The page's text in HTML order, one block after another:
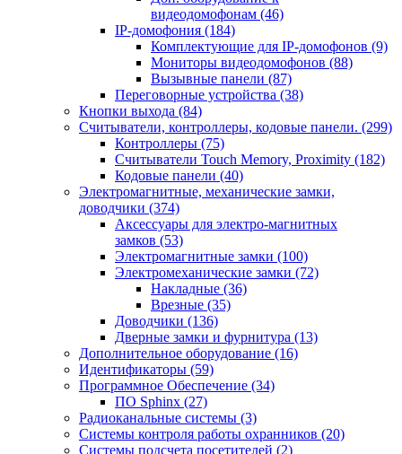
видеодомофонам (46)
IP-домофония (184)
Комплектующие для IP-домофонов (9)
Мониторы видеодомофонов (88)
Вызывные панели (87)
Переговорные устройства (38)
Кнопки выхода (84)
Считыватели, контроллеры, кодовые панели. (299)
Контроллеры (75)
Считыватели Touch Memory, Proximity (182)
Кодовые панели (40)
Электромагнитные, механические замки,
доводчики (374)
Аксессуары для электро-магнитных
замков (53)
Электромагнитные замки (100)
Электромеханические замки (72)
Накладные (36)
Врезные (35)
Доводчики (136)
Дверные замки и фурнитура (13)
Дополнительное оборудование (16)
Идентификаторы (59)
Программное Обеспечение (34)
ПО Sphinx (27)
Радиоканальные системы (3)
Системы контроля работы охранников (20)
Системы подсчета посетителей (2)